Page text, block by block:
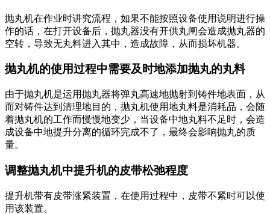
抛丸机在作业时讲究流程，如果不能按照设备使用说明进行操
作的话，在打开设备后，抛丸器没有开供丸闸会造成抛丸器的
空转，导致无丸料进入其中，造成故障，从而损坏机器。
抛丸机的使用过程中需要及时地添加抛丸的丸料
由于抛丸机是运用抛丸器将弹丸高速地抛射到铸件地表面，从
而对铸件达到清理地目的，抛丸机使用地丸料是消耗品，会随
着抛丸机的工作而慢慢地变少，当设备中地丸料不足时，会造
成设备中地提升分离的循环完成不了，最终会影响抛丸的质
量。
调整抛丸机中提升机的皮带松弛程度
提升机带有皮带涨紧装置，在使用过程中，皮带不紧时可以使
用该装置。